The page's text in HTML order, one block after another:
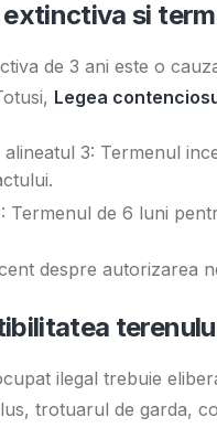
si
de 3 ani este o
Legea
3: Termenul
Termenul de 6 luni
despre autorizarea
ilegal trebuie
trotuarul de garda,